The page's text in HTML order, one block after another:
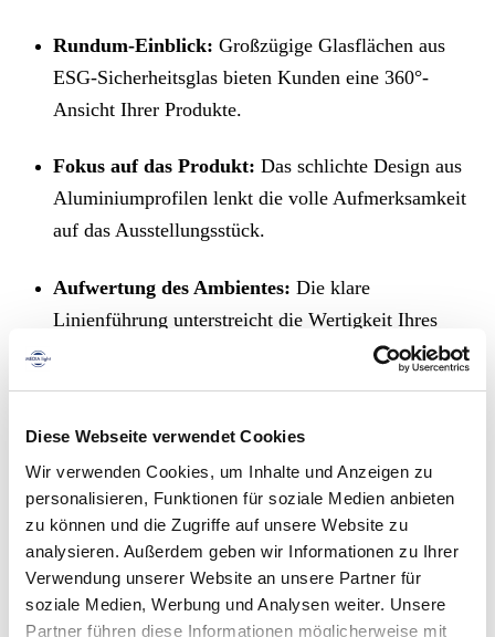
Diese Webseite verwendet Cookies
Wir verwenden Cookies, um Inhalte und Anzeigen zu
personalisieren, Funktionen für soziale Medien anbieten
zu können und die Zugriffe auf unsere Website zu
analysieren. Außerdem geben wir Informationen zu Ihrer
Verwendung unserer Website an unsere Partner für
soziale Medien, Werbung und Analysen weiter. Unsere
Partner führen diese Informationen möglicherweise mit
Rundum-Einblick: Großzügige Glasflächen aus
ESG-Sicherheitsglas bieten Kunden eine 360°-
Ansicht Ihrer Produkte.
Fokus auf das Produkt: Das schlichte Design aus
Aluminiumprofilen lenkt die volle Aufmerksamkeit
auf das Ausstellungsstück.
Aufwertung des Ambientes: Die klare
Linienführung unterstreicht die Wertigkeit Ihres
Licht ist der Schlüssel zu einer erfolgreichen Präsentation.
Die integriertevertikale LED-Beleuchtungsetzt Ihre
Produkte perfekt in Szene.
Gezielte Ausleuchtung:Zwei LED-Lichtleisten, die
über die gesamte Höhe der Vitrine verlaufen, sorgen